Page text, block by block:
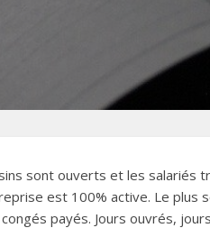
sont ouverts et les salariés
est 100% active. Le plus
payés. Jours ouvrés,